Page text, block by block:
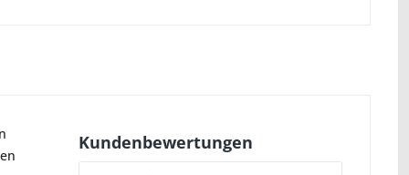
Kundenbewertungen